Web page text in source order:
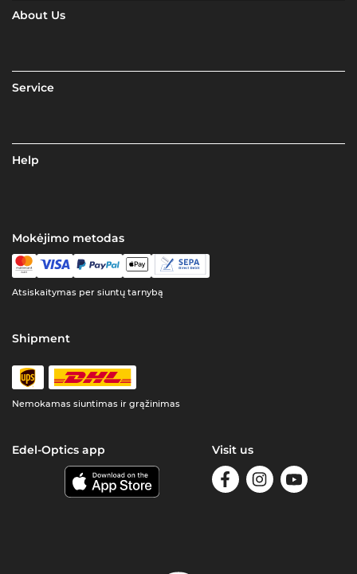
About Us
Service
Help
Mokėjimo metodas
Atsiskaitymas per siuntų tarnybą
Shipment
Nemokamas siuntimas ir grąžinimas
Edel-Optics app Visit us